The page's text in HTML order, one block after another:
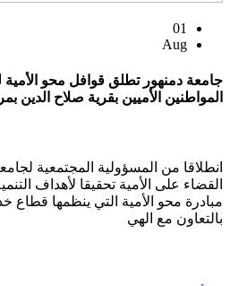
01
Aug
جامعة دمنهور تطلق قوافل محو الأمية
المواطنين الأميين بقرية صلاح الدين
انطلاقا من المسؤولية المجتمعية
القضاء على الأمية تحقيقا لأهداف
مبادرة محو الأمية التي ينظمها قطاع
بالتعاون مع الهي